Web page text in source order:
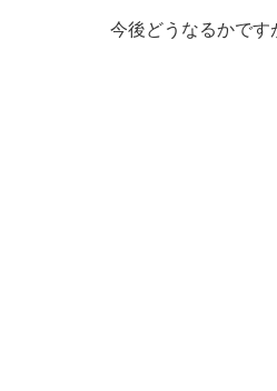
今後どうなるかです